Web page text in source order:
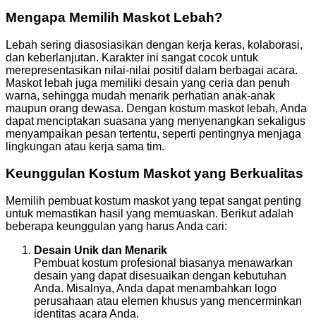
Mengapa Memilih Maskot Lebah?
Lebah sering diasosiasikan dengan kerja keras, kolaborasi,
dan keberlanjutan. Karakter ini sangat cocok untuk
merepresentasikan nilai-nilai positif dalam berbagai acara.
Maskot lebah juga memiliki desain yang ceria dan penuh
warna, sehingga mudah menarik perhatian anak-anak
maupun orang dewasa. Dengan kostum maskot lebah, Anda
dapat menciptakan suasana yang menyenangkan sekaligus
menyampaikan pesan tertentu, seperti pentingnya menjaga
lingkungan atau kerja sama tim.
Keunggulan Kostum Maskot yang Berkualitas
Memilih pembuat kostum maskot yang tepat sangat penting
untuk memastikan hasil yang memuaskan. Berikut adalah
beberapa keunggulan yang harus Anda cari:
Desain Unik dan Menarik
Pembuat kostum profesional biasanya menawarkan
desain yang dapat disesuaikan dengan kebutuhan
Anda. Misalnya, Anda dapat menambahkan logo
perusahaan atau elemen khusus yang mencerminkan
identitas acara Anda.